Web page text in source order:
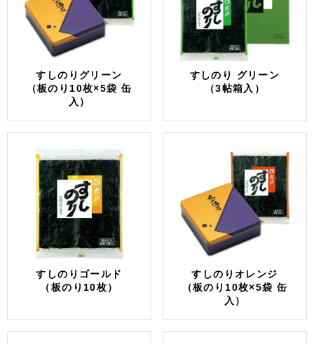
すしのりグリーン
（板のり10枚×5袋 缶
入）
すしのり グリーン
（3帖箱入）
すしのりゴールド
（板のり10枚）
すしのりオレンジ
（板のり10枚×5袋 缶
入）